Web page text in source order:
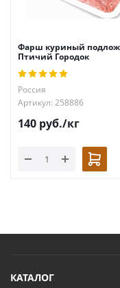
Фарш куриный
Птичий Городок
Россия
Артикул: 258886
140 руб./кг
КАТАЛОГ